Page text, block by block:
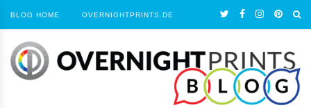
BLOG HOME OVERNIGHTPRINTS.DE